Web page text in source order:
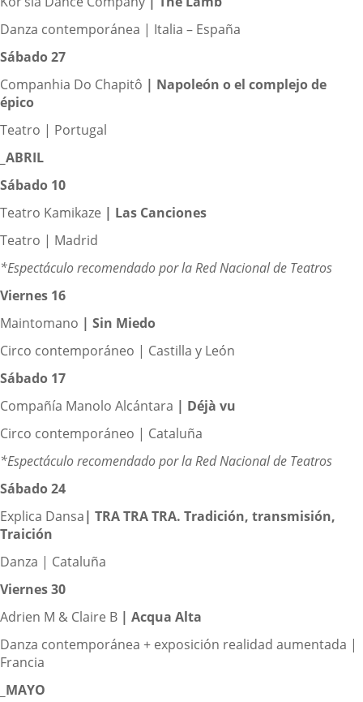
Danza contemporánea | Italia – España
Sábado 27
Companhia Do Chapitô | Napoleón o el complejo de
épico
Teatro | Portugal
_ABRIL
Sábado 10
Teatro Kamikaze | Las Canciones
Teatro | Madrid
*Espectáculo recomendado por la Red Nacional de Teatros
Viernes 16
Maintomano | Sin Miedo
Circo contemporáneo | Castilla y León
Sábado 17
Compañía Manolo Alcántara | Déjà vu
Circo contemporáneo | Cataluña
*Espectáculo recomendado por la Red Nacional de Teatros
Sábado 24
Explica Dansa| TRA TRA TRA. Tradición, transmisión,
Traición
Danza | Cataluña
Viernes 30
Adrien M & Claire B | Acqua Alta
Danza contemporánea + exposición realidad aumentada |
Francia
_MAYO